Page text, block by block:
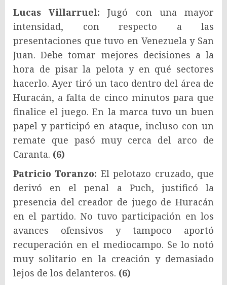
Lucas Villarruel: Jugó con una mayor
intensidad, con respecto a las
presentaciones que tuvo en Venezuela y San
Juan. Debe tomar mejores decisiones a la
hora de pisar la pelota y en qué sectores
hacerlo. Ayer tiró un taco dentro del área de
Huracán, a falta de cinco minutos para que
finalice el juego. En la marca tuvo un buen
papel y participó en ataque, incluso con un
remate que pasó muy cerca del arco de
Caranta. (6)
Patricio Toranzo: El pelotazo cruzado, que
derivó en el penal a Puch, justificó la
presencia del creador de juego de Huracán
en el partido. No tuvo participación en los
avances ofensivos y tampoco aportó
recuperación en el mediocampo. Se lo notó
muy solitario en la creación y demasiado
lejos de los delanteros. (6)